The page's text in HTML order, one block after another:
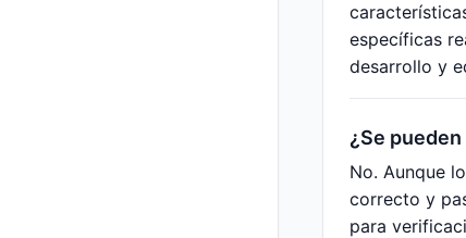
específicas
desarrollo y
¿Se
No. Aunque
correcto y
para